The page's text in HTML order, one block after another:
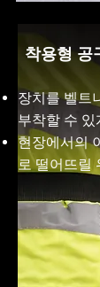
착용형 공
장치를 벨트
부착할 수
현장에서의
로 떨어뜨릴